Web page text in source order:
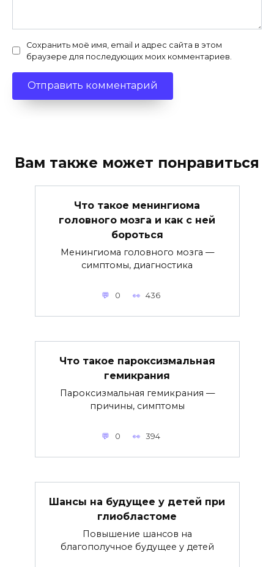
Сохранить моё имя, email и адрес сайта в этом
браузере для последующих моих комментариев.
Вам также может понравиться
Что такое менингиома
головного мозга и как с ней
бороться
Менингиома головного мозга —
симптомы, диагностика
0 436
Что такое пароксизмальная
гемикрания
Пароксизмальная гемикрания —
причины, симптомы
0 394
Шансы на будущее у детей при
глиобластоме
Повышение шансов на
благополучное будущее у детей